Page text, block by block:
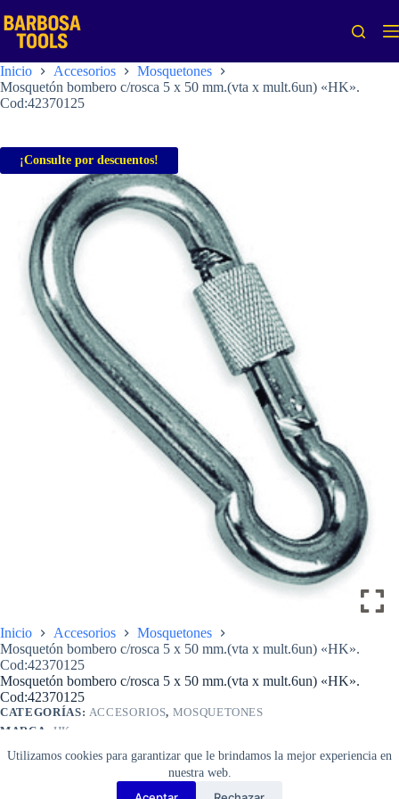
al
contenido
Utilizamos cookies para garantizar que le brindamos la mejor experiencia en
nuestra web.
Inicio Accesorios
Mosquetones
Mosquetón bombero c/rosca 5 x 50 mm.(vta x mult.6un) «HK».
Cod:42370125
¡Consulte por descuentos!
Inicio Accesorios
Mosquetones
Mosquetón bombero c/rosca 5 x 50 mm.(vta x mult.6un) «HK».
Cod:42370125
Mosquetón bombero c/rosca 5 x 50 mm.(vta x mult.6un) «HK».
Cod:42370125
CATEGORÍAS: ACCESORIOS, MOSQUETONES
MARCA: HK
Mosquetón
Añadir al carrito